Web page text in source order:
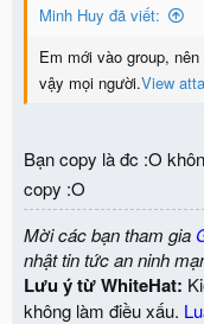
s
Minh Huy đã viết:
Em mới vào group,
vậy mọi người.View
Bạn copy là đc :O
copy :O
Mời các bạn tham gia
nhật tin tức an ninh
Lưu ý từ WhiteHat:
không làm điều xấu.